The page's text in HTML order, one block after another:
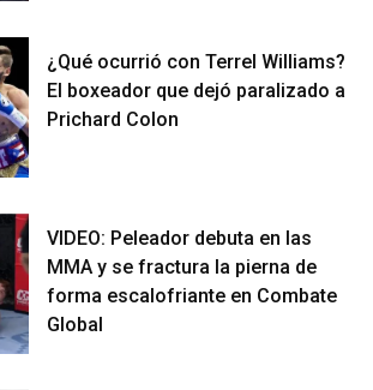
¿Qué ocurrió con Terrel Williams?
El boxeador que dejó paralizado a
Prichard Colon
VIDEO: Peleador debuta en las
MMA y se fractura la pierna de
forma escalofriante en Combate
Global